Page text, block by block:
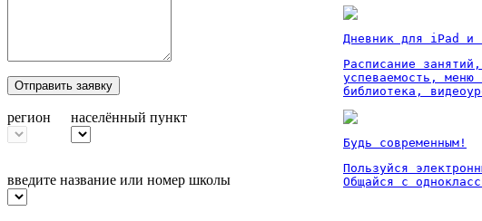
Отправить заявку
регион населённый пункт
введите название или номер школы
Дневник для iPad и
Расписание
успеваемость, меню
библиотека,
Будь современным!
Пользуйся
Общайся с